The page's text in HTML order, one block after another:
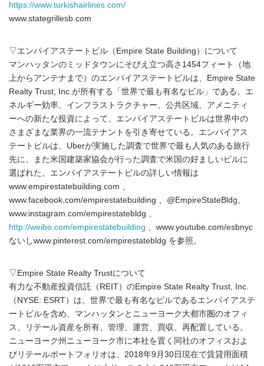
https://www.turkishairlines.com/
www.stategrillesb.com
▽エンパイアステートビル（Empire State Building）について
マンハッタンのミッドタウンにそびえ立つ高さ1454フィート（地
上からアンテナまで）のエンパイアステートビルは、Empire State
Realty Trust, Inc.が所有する「世界で最も有名なビル」である。エ
ネルギー効率、インフラストラクチャー、公共区域、アメニティ
ーへの新たな投資によって、エンパイアステートビルは世界中の
さまざまな業界の一流テナントを引き寄せている。エンパイアス
テートビルは、Uberが実施した調査で世界で最も人気のある旅行
先に、また米国建築家協会が行った調査で米国の好ましいビルに
選ばれた。エンパイアステートビルの詳しい情報は
www.empirestatebuilding.com 、
www.facebook.com/empirestatebuilding 、@EmpireStateBldg、
www.instagram.com/empirestatebldg 、
http://weibo.com/empirestatebuilding 、www.youtube.com/esbnyc
ないしwww.pinterest.com/empirestatebldg を参照。
▽Empire State Realty Trustについて
有力な不動産投資信託（REIT）のEmpire State Realty Trust, Inc.
（NYSE: ESRT）は、世界で最も有名なビルであるエンパイアステ
ートビルを含め、マンハッタンとニューヨーク大都市圏のオフィ
ス、リテール資産を所有、管理、運営、買収、再配置している。
ニューヨーク州ニューヨーク市に本社を置く同社のオフィスおよ
びリテールポートフォリオは、2018年9月30日現在で賃貸用面積